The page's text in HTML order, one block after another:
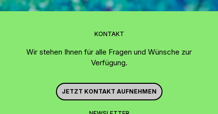
KONTAKT
Wir stehen Ihnen für alle Fragen und Wünsche zur
Verfügung.
JETZT KONTAKT AUFNEHMEN